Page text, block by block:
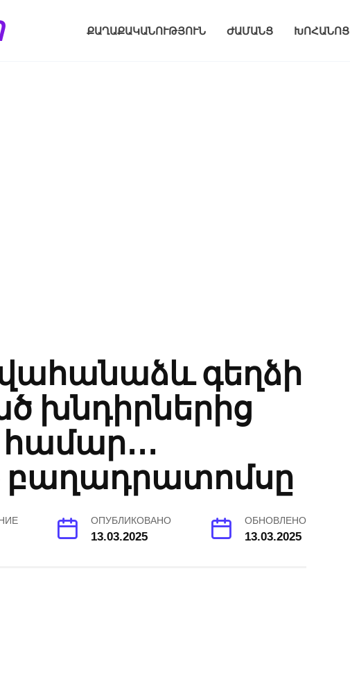
ՔԱՂԱՔԱԿԱՆՈՒԹՅՈՒՆ ԺԱՄԱՆՑ ԽՈՀԱՆՈՑ
վահանաձև գեղձի
խնդիրներից
ОПУБЛИКОВАНО
13.03.2025
ОБНОВЛЕНО
13.03.2025